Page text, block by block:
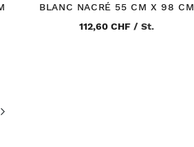
BLANC NACRÉ 55 CM X 98 CM
112,60 CHF /St.
page